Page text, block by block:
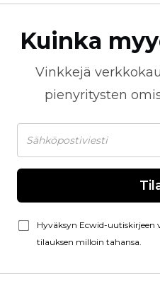
Kuinka
Vinkkejä
pienyritysten
Hyväksyn Ecwid-uutiskirjeen
tilauksen milloin tahansa.